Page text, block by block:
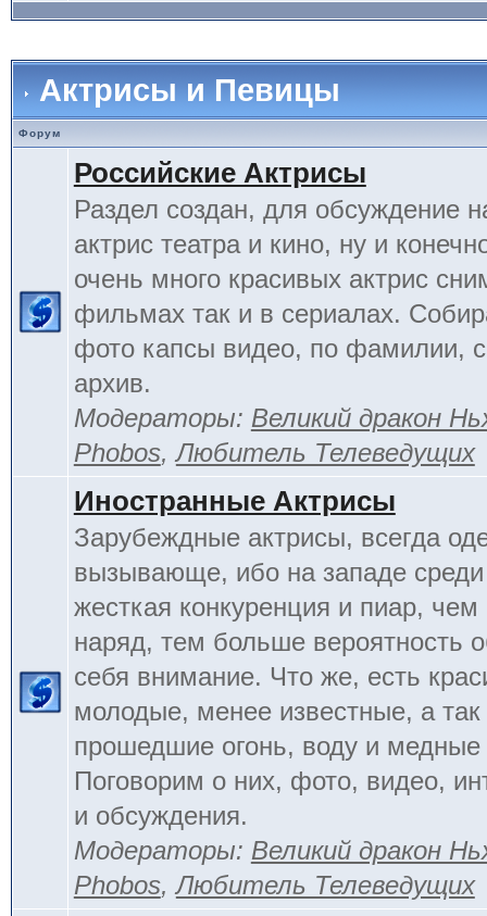
Актрисы и Певицы
Форум
Российские Актрисы
Раздел создан, для обсуждение
актрис театра и кино, ну и
очень много красивых актрис
фильмах так и в сериалах.
фото капсы видео, по фамилии,
архив.
Модераторы: Великий дракон
Phobos,Любитель Телеведущих
Иностранные Актрисы
Зарубеждные актрисы, всегда
вызывающе, ибо на западе среди
жесткая конкуренция и пиар, чем
наряд, тем больше вероятность
себя внимание. Что же, есть
молодые, менее известные, а
прошедшие огонь, воду и медные
Поговорим о них, фото, видео,
и обсуждения.
Модераторы: Великий дракон
Phobos,Любитель Телеведущих